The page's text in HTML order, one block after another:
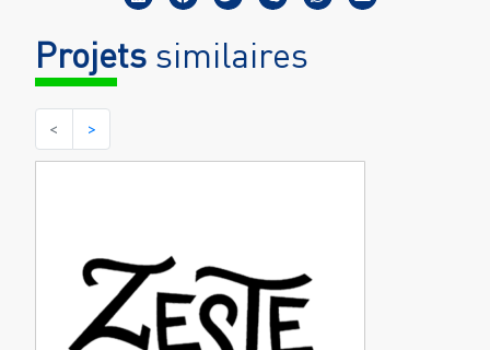
Projets similaires
< >